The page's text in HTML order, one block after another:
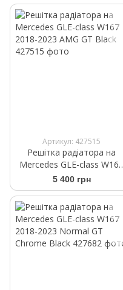
Артикул: 427515
Решітка радіатора на
Mercedes GLE-class W167
2018-2023 AMG GT Black
5 400 грн